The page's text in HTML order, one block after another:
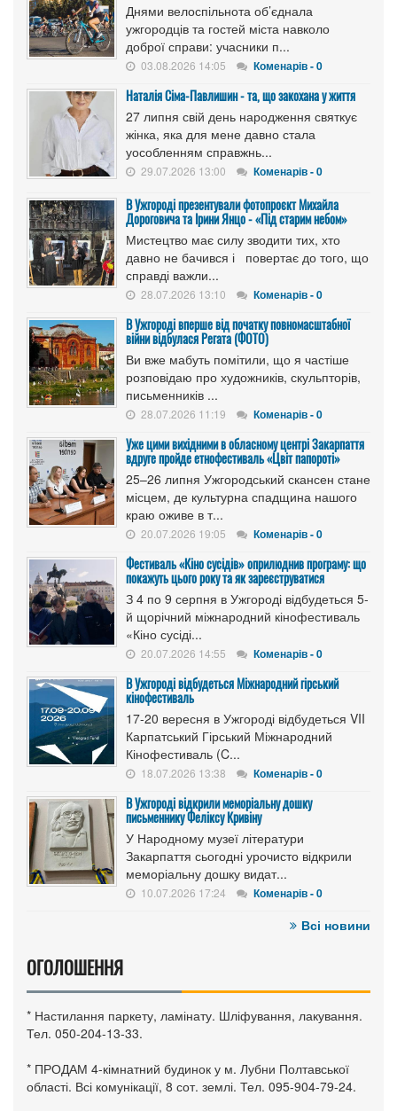
Днями велоспільнота об’єднала
ужгородців та гостей міста навколо
доброї справи: учасники п...
03.08.2026 14:05 Коменарів - 0
Наталія Сіма-Павлишин - та, що закохана у життя
27 липня свій день народження святкує
жінка, яка для мене давно стала
уособленням справжнь...
29.07.2026 13:00 Коменарів - 0
В Ужгороді презентували фотопроєкт Михайла
Дороговича та Ірини Янцо - «Під старим небом»
Мистецтво має силу зводити тих, хто
давно не бачився і повертає до того, що
справді важли...
28.07.2026 13:10 Коменарів - 0
В Ужгороді вперше від початку повномасштабної
війни відбулася Регата (ФОТО)
Ви вже мабуть помітили, що я частіше
розповідаю про художників, скульпторів,
письменників ...
28.07.2026 11:19 Коменарів - 0
Уже цими вихідними в обласному центрі Закарпаття
вдруге пройде етнофестиваль «Цвіт папороті»
25–26 липня Ужгородський скансен стане
місцем, де культурна спадщина нашого
краю оживе в т...
20.07.2026 19:05 Коменарів - 0
Фестиваль «Кіно сусідів» оприлюднив програму: що
покажуть цього року та як зареєструватися
З 4 по 9 серпня в Ужгороді відбудеться 5-
й щорічний міжнародний кінофестиваль
«Кіно сусіді...
20.07.2026 14:55 Коменарів - 0
В Ужгороді відбудеться Міжнародний гірський
кінофестиваль
17-20 вересня в Ужгороді відбудеться VII
Карпатський Гірський Міжнародний
Кінофестиваль (C...
18.07.2026 13:38 Коменарів - 0
В Ужгороді відкрили меморіальну дошку
письменнику Феліксу Кривіну
У Народному музеї літератури
Закарпаття сьогодні урочисто відкрили
меморіальну дошку видат...
10.07.2026 17:24 Коменарів - 0
Всі новини
ОГОЛОШЕННЯ
* Настилання паркету, ламінату. Шліфування, лакування.
Тел. 050-204-13-33.
* ПРОДАМ 4-кімнатний будинок у м. Лубни Полтавської
області. Всі комунікації, 8 сот. землі. Тел. 095-904-79-24.